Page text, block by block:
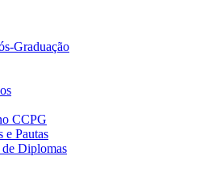
Graduação
CCPG
e Pautas
Diplomas